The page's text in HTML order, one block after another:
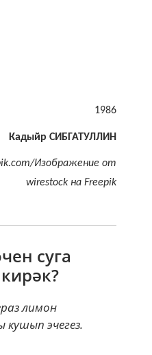
1986
Кадыйр СИБГАТУЛЛИН
Изображение от
wirestock на Freepik
суга
лимон
кушып эчегез.